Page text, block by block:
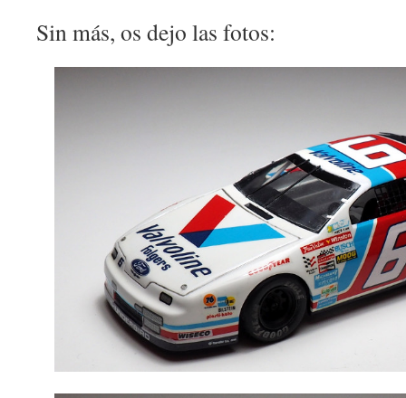
Sin más, os dejo las fotos: